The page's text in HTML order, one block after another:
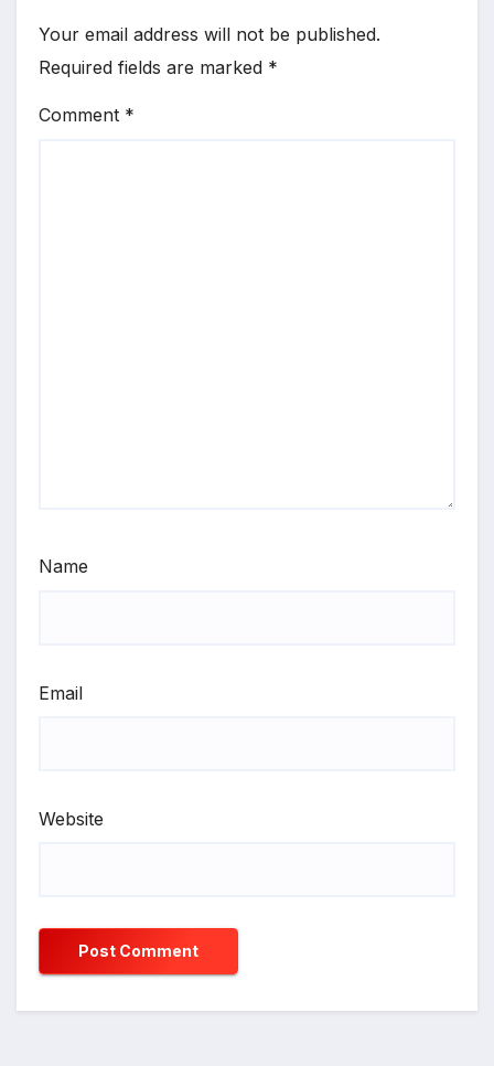
Your email address will not be published.
Required fields are marked *
Comment *
Name
Email
Website